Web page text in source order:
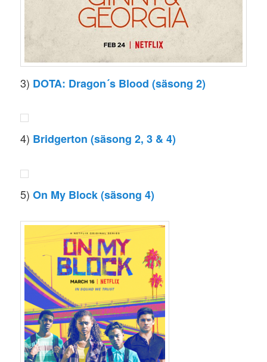
3) DOTA: Dragon´s Blood (säsong 2)
4) Bridgerton (säsong 2, 3 & 4)
5)On My Block (säsong 4)